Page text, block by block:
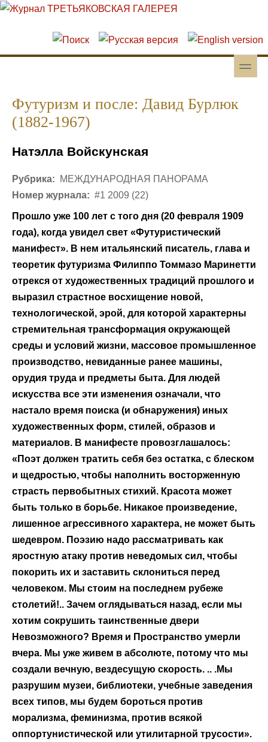
Перейти к основному содержанию
Skip to search
toggle
Футуризм и после: Давид Бурлюк
(1882-1967)
Натэлла Войскунская
Рубрика:
МЕЖДУНАРОДНАЯ ПАНОРАМА
Номер журнала: #1 2009 (22)
Прошло уже 100 лет с того дня (20 февраля 1909
года), когда увидел свет «Футуристический
манифест». В нем итальянский писатель, глава и
теоретик футуризма Филиппо Томмазо Маринетти
отрекся от художественных традиций прошлого и
выразил страстное восхищение новой,
технологической, эрой, для которой характерны
стремительная трансформация окружающей
среды и условий жизни, массовое промышленное
производство, невиданные ранее машины,
орудия труда и предметы быта. Для людей
искусства все эти изменения означали, что
настало время поиска (и обнаружения) иных
художественных форм, стилей, образов и
материалов. В манифесте провозглашалось:
«Поэт должен тратить себя без остатка, с блеском
и щедростью, чтобы наполнить восторженную
страсть первобытных стихий. Красота может
быть только в борьбе. Никакое произведение,
лишенное агрессивного характера, не может быть
шедевром. Поэзию надо рассматривать как
яростную атаку против неведомых сил, чтобы
покорить их и заставить склониться перед
человеком. Мы стоим на последнем рубеже
столетий!.. Зачем оглядываться назад, если мы
хотим сокрушить таинственные двери
Невозможного? Время и Пространство умерли
вчера. Мы уже живем в абсолюте, потому что мы
создали вечную, вездесущую скорость. .. .Мы
разрушим музеи, библиотеки, учебные заведения
всех типов, мы будем бороться против
морализма, феминизма, против всякой
оппортунистической или утилитарной трусости».